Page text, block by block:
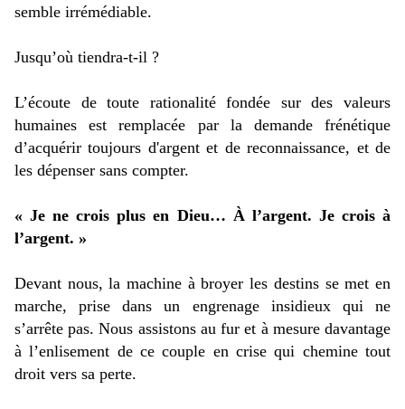
semble irrémédiable.
Jusqu’où tiendra-t-il ?
L’écoute de toute rationalité fondée sur des valeurs
humaines est remplacée par la demande frénétique
d’acquérir toujours d'argent et de reconnaissance, et de
les dépenser sans compter.
« Je ne crois plus en Dieu… À l’argent. Je crois à
l’argent. »
Devant nous, la machine à broyer les destins se met en
marche, prise dans un engrenage insidieux qui ne
s’arrête pas. Nous assistons au fur et à mesure davantage
à l’enlisement de ce couple en crise qui chemine tout
droit vers sa perte.